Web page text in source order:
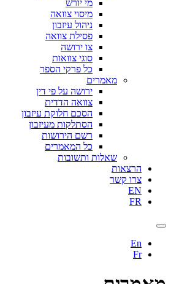
מי יורש
מיסוי צוואה
ניהול עיזבון
פסילת צוואה
צו ירושה
סוגי צוואות
כל פרקי הספר
מאמרים
ירושה על פי דין
צוואה הדדית
הסכם חלוקת עיזבון
הסתלקות מעיזבון
רשם הירושות
כל המאמרים
שאלות ותשובות
הרצאות
צרו קשר
EN
FR
En
Fr